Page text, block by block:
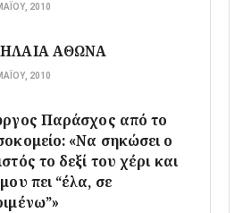
2010
ΑΘΩΝΑ
2010
Παράσχος από το
«Να σηκώσει ο
το δεξί του χέρι και
πει “έλα, σε